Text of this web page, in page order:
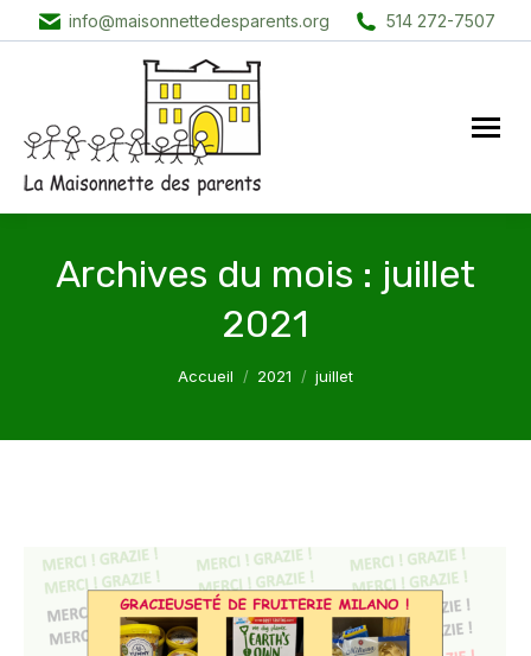
info@maisonnettedesparents.org 514 272-7507
Archives du mois : juillet
2021
Vous êtes ici :
Accueil 2021 juillet